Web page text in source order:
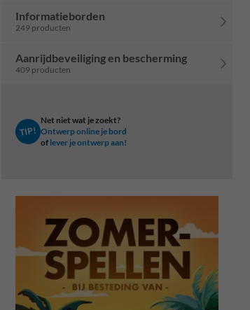
Informatieborden
249 producten
Aanrijdbeveiliging en bescherming
409 producten
TIP!
Net niet wat je zoekt?
Ontwerp online je bord
of lever je ontwerp aan!